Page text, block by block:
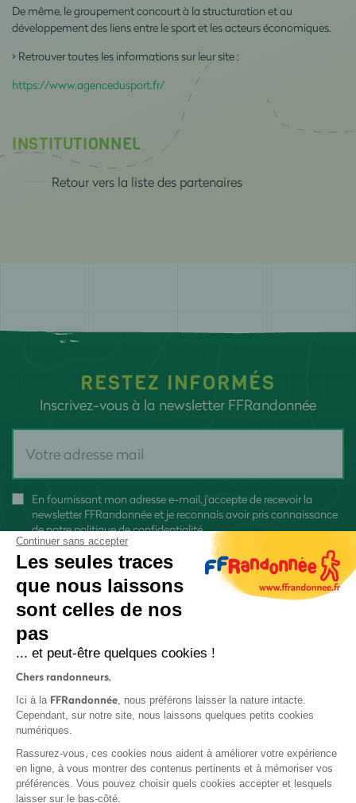
INSTITUTIONNEL
Retour vers la liste des partenaires
De même, le groupement concourt à la structuration et au
développement des liens entre le sport et les acteurs économiques.
> Retrouver toutes les informations sur leur site :
https://www.agencedusport.fr/
RESTEZ INFORMÉS
Inscrivez-vous à la newsletter FFRandonnée
En fournissant mon adresse e-mail, j'accepte de recevoir la
newsletter FFRandonnée et je reconnais avoir pris connaissance
denotre politique de confidentialité
Protection des données
Politique de confidentialité
Continuer sans accepter
Les seules traces
que nous laissons
sont celles de nos
pas
... et peut-être quelques cookies !
Chers randonneurs,
Ici à la FFRandonnée, nous préférons laisser la nature intacte.
Cependant, sur notre site, nous laissons quelques petits cookies
numériques.
Rassurez-vous, ces cookies nous aident à améliorer votre expérience
en ligne, à vous montrer des contenus pertinents et à mémoriser vos
préférences. Vous pouvez choisir quels cookies accepter et lesquels
laisser sur le bas-côté.